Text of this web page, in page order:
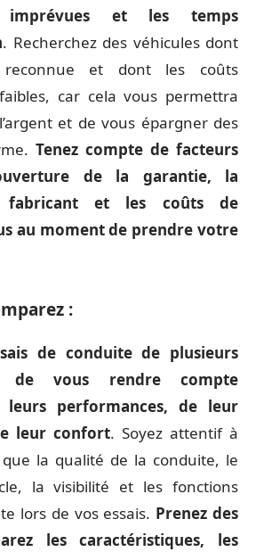
imprévues et les temps
. Recherchez des véhicules dont
et dont les coûts
car cela vous permettra
et de vous épargner des
Tenez compte de facteurs
de la garantie, la
fabricant et les coûts de
au moment de prendre votre
:
de conduite de plusieurs
de vous rendre compte
leurs performances, de leur
leur confort. Soyez attentif à
la qualité de la conduite, le
la visibilité et les fonctions
lors de vos essais. Prenez des
les caractéristiques, les